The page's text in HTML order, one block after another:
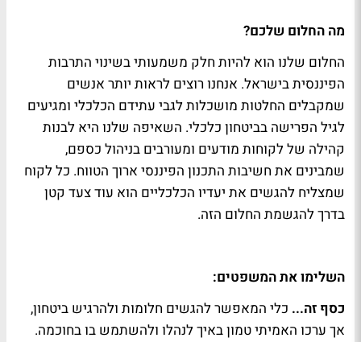
מה החלום שלכם?
החלום שלנו הוא להיות חלק משמעותי בשינוי התרבות
הפיננסית בישראל. אנחנו רוצים לראות יותר אנשים
שמקבלים החלטות מושכלות לגבי עתידם הכלכלי ומגיעים
לגיל הפרישה בביטחון כלכלי. השאיפה שלנו היא לבנות
קהילה של לקוחות מודעים ומעורבים בניהול כספם,
שמבינים את חשיבות התכנון הפיננסי ארוך הטווח. כל לקוח
שמצליח להגשים את יעדיו הכלכליים הוא עוד צעד קטן
בדרך להגשמת החלום הזה.
השלימו את המשפטים:
כסף זה... כלי המאפשר להגשים חלומות ולהרגיש ביטחון,
אך ערכו האמיתי טמון באיך לנהלו ולהשתמש בו בחוכמה.